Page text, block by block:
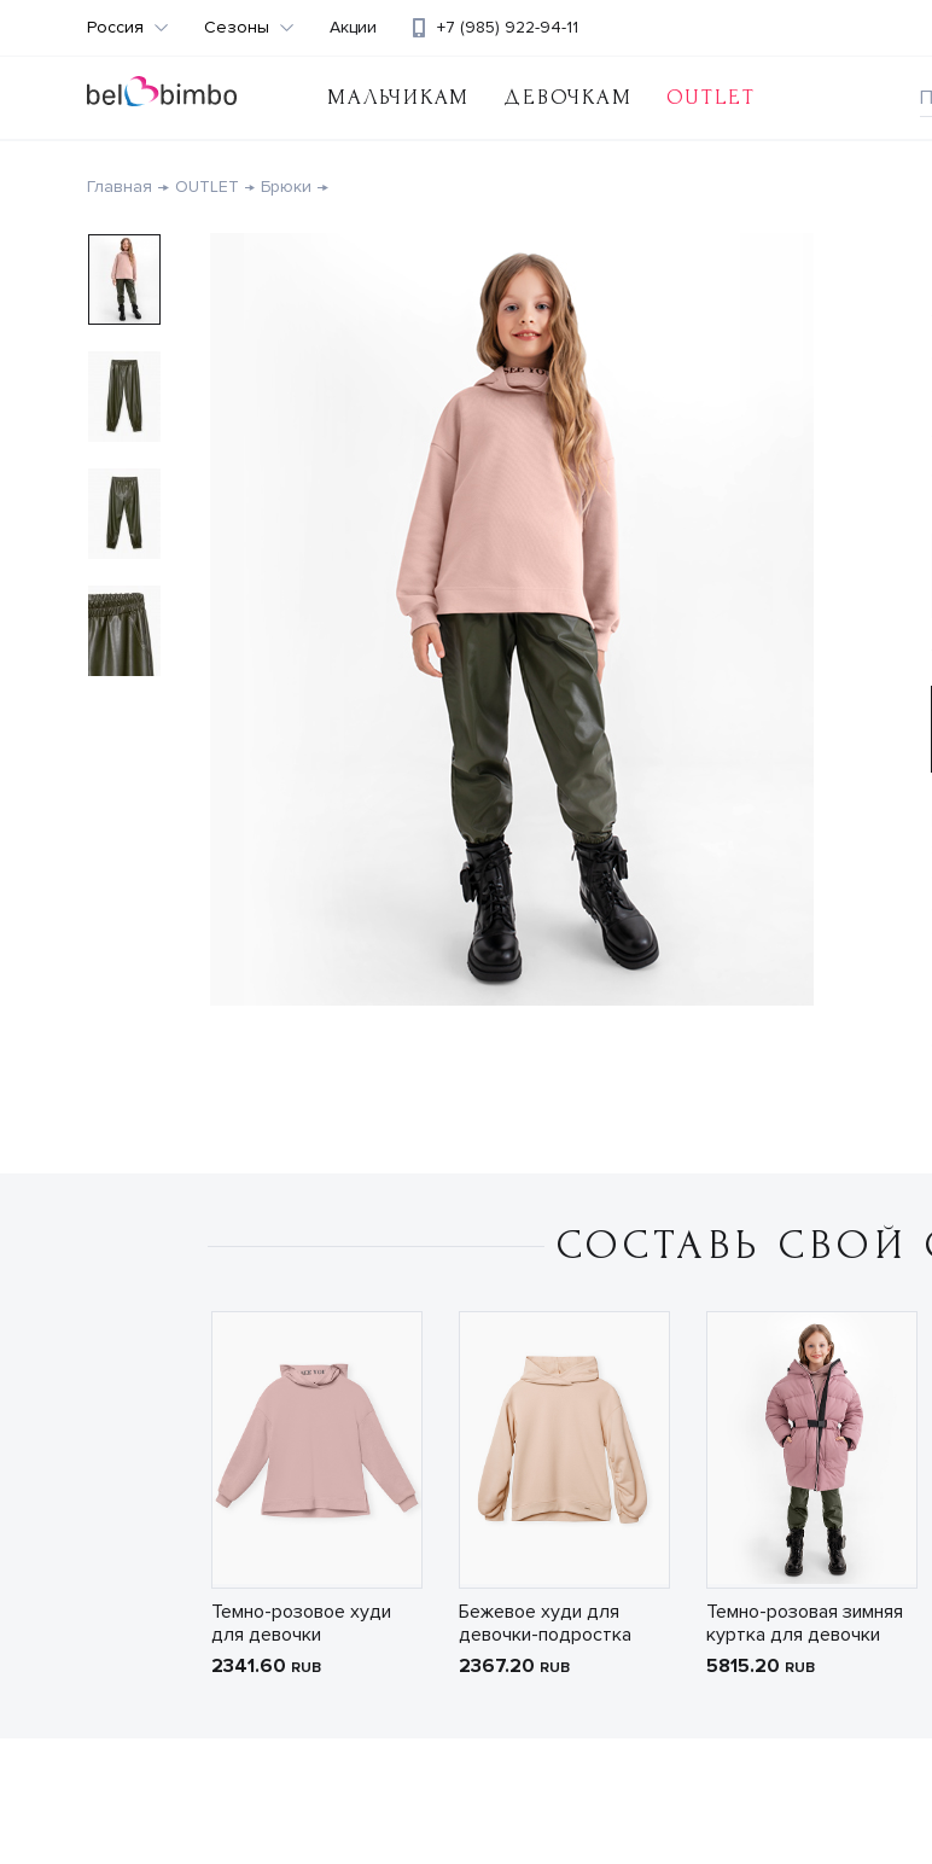
МАЛЬЧИКАМ ДЕВОЧКАМ OUTLET
+7 (985) 922-94-11
Россия Сезоны Акции
Главная OUTLET Брюки
СОСТАВЬ СВОЙ
Темно-розовое худи
для девочки
2341.60 RUB
Бежевое худи для
девочки-подростка
2367.20 RUB
Темно-розовая зимняя
куртка для девочки
5815.20 RUB